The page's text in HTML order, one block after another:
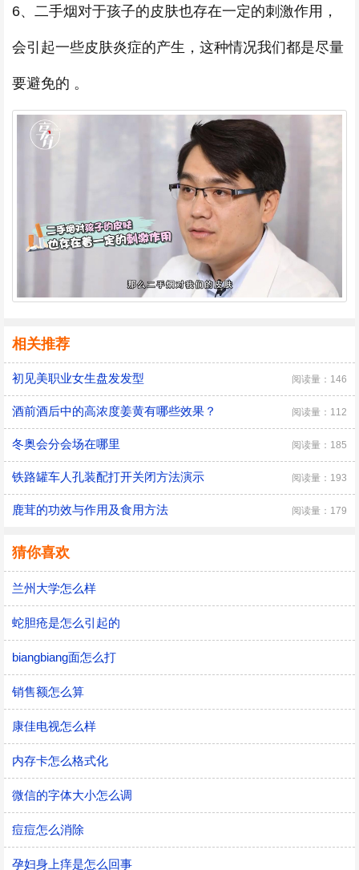
6、二手烟对于孩子的皮肤也存在一定的刺激作用，
会引起一些皮肤炎症的产生，这种情况我们都是尽量
要避免的 。
相关推荐
初见美职业女生盘发发型 阅读量：146
酒前酒后中的高浓度姜黄有哪些效果？ 阅读量：112
冬奥会分会场在哪里 阅读量：185
铁路罐车人孔装配打开关闭方法演示 阅读量：193
鹿茸的功效与作用及食用方法 阅读量：179
猜你喜欢
兰州大学怎么样
蛇胆疮是怎么引起的
biangbiang面怎么打
销售额怎么算
康佳电视怎么样
内存卡怎么格式化
微信的字体大小怎么调
痘痘怎么消除
孕妇身上痒是怎么回事